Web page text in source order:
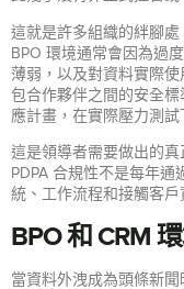
這就是許多組織的絆腳處
BPO 環境通常會因為過
薄弱，以及對資料實際
包合作夥伴之間的安全
應計畫，在實際壓力測試
這是領導者需要做出的真
PDPA 合規性不是每年
統、工作流程和接觸客
BPO 和 CRM
當資料外洩成為頭條新